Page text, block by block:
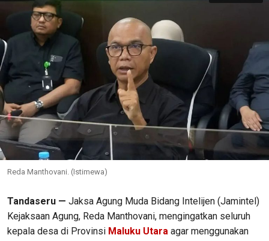
Reda Manthovani. (Istimewa)
Tandaseru — Jaksa Agung Muda Bidang Intelijen (Jamintel)
Kejaksaan Agung, Reda Manthovani, mengingatkan seluruh
kepala desa di Provinsi Maluku Utara agar menggunakan